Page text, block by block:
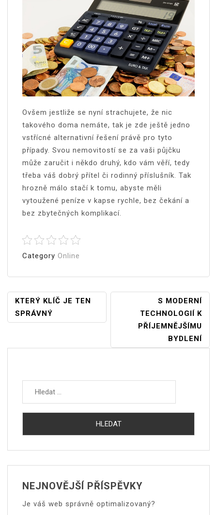
Ovšem jestliže se nyní strachujete, že nic
takového doma nemáte, tak je zde ještě jedno
vstřícné alternativní řešení právě pro tyto
případy. Svou nemovitostí se za vaši půjčku
může zaručit i někdo druhý, kdo vám věří, tedy
třeba váš dobrý přítel či rodinný příslušník. Tak
hrozně málo stačí k tomu, abyste měli
vytoužené peníze v kapse rychle, bez čekání a
bez zbytečných komplikací.
Category Online
Navigace
Pro
KTERÝ KLÍČ JE TEN
SPRÁVNÝ
S MODERNÍ
TECHNOLOGIÍ K
PŘÍJEMNĚJŠÍMU
BYDLENÍ
NEJNOVĚJŠÍ PŘÍSPĚVKY
Je váš web správně optimalizovaný?